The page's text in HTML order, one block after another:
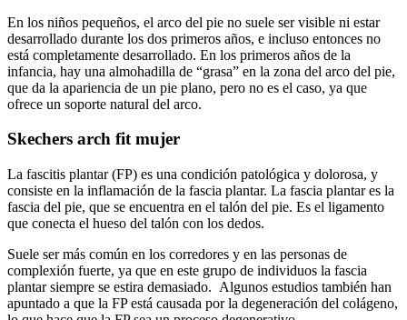
En los niños pequeños, el arco del pie no suele ser visible ni estar
desarrollado durante los dos primeros años, e incluso entonces no
está completamente desarrollado. En los primeros años de la
infancia, hay una almohadilla de “grasa” en la zona del arco del pie,
que da la apariencia de un pie plano, pero no es el caso, ya que
ofrece un soporte natural del arco.
Skechers arch fit mujer
La fascitis plantar (FP) es una condición patológica y dolorosa, y
consiste en la inflamación de la fascia plantar. La fascia plantar es la
fascia del pie, que se encuentra en el talón del pie. Es el ligamento
que conecta el hueso del talón con los dedos.
Suele ser más común en los corredores y en las personas de
complexión fuerte, ya que en este grupo de individuos la fascia
plantar siempre se estira demasiado. Algunos estudios también han
apuntado a que la FP está causada por la degeneración del colágeno,